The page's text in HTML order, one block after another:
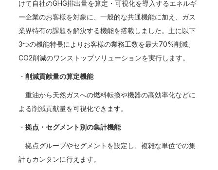
けて自社のGHG排出量を算定・可視化を導入するエネルギ
ー企業のお客様を対象に、一般的な共通機能に加え、ガス
業界特有の課題を解決する機能を搭載しました。主に以下
3つの機能特長によりお客様の業務工数を最大70%削減、
CO2削減のワンストップソリューションを実行します。
・削減貢献量の算定機能
重油から天然ガスへの燃料転換や機器の高効率化などに
よる削減貢献量を可視化できます。
・拠点・セグメント別の集計機能
拠点グループやセグメントを設定し、複雑な単位での集
計もカンタンに行えます。